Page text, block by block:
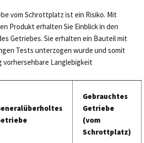
vom Schrottplatz ist ein Risiko. Mit
Produkt erhalten Sie Einblick in den
Getriebes. Sie erhalten ein Bauteil mit
Tests unterzogen wurde und somit
vorhersehbare Langlebigkeit
Gebrauchtes
Getriebe
(vom
Schrottplatz)